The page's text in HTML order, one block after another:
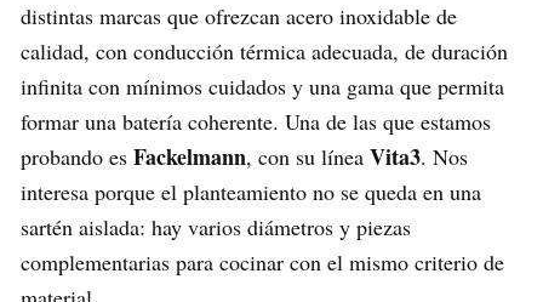
distintas marcas que ofrezcan acero inoxidable de
calidad, con conducción térmica adecuada, de duración
infinita con mínimos cuidados y una gama que permita
formar una batería coherente. Una de las que estamos
probando es Fackelmann, con su línea Vita3. Nos
interesa porque el planteamiento no se queda en una
sartén aislada: hay varios diámetros y piezas
complementarias para cocinar con el mismo criterio de